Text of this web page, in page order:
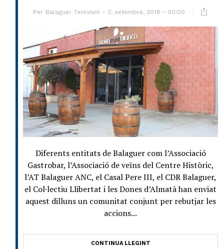
Per Balaguer Televisió 3, setembre, 2018 - 00:00
Diferents entitats de Balaguer com l’Associació
Gastrobar, l’Associació de veïns del Centre Històric,
l’AT Balaguer ANC, el Casal Pere III, el CDR Balaguer,
el Col·lectiu Llibertat i les Dones d’Almatà han enviat
aquest dilluns un comunitat conjunt per rebutjar les
accions...
CONTINUA LLEGINT